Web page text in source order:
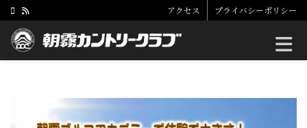
アクセス プライバシーポリシー